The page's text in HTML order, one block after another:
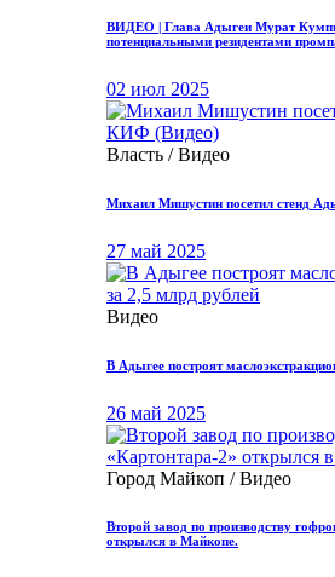
ВИДЕО | Глава Адыгеи Мурат
потенциальными резидентами
02 июл 2025
Власть / Видео
Михаил Мишустин посетил стенд
27 май 2025
Видео
В Адыгее построят
26 май 2025
Город Майкоп / Видео
Второй завод по производству
открылся в Майкопе.